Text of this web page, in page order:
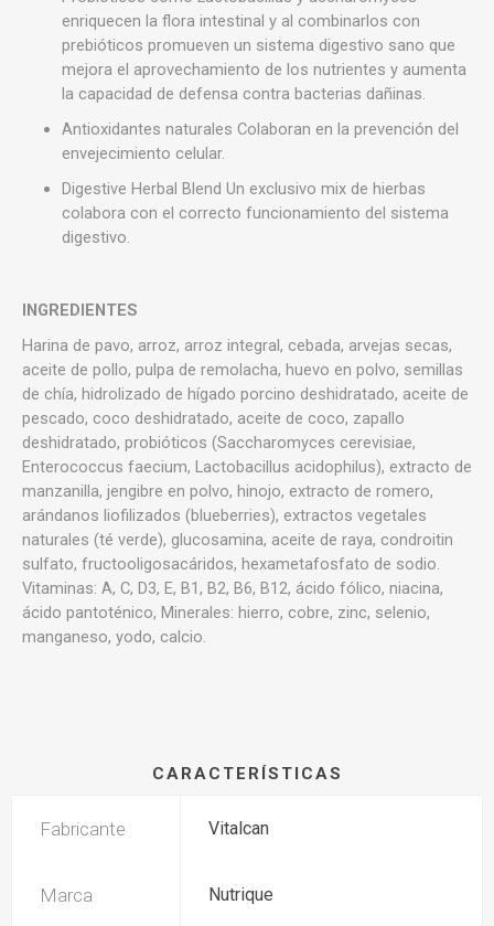
enriquecen la flora intestinal y al combinarlos con
prebióticos promueven un sistema digestivo sano que
mejora el aprovechamiento de los nutrientes y aumenta
la capacidad de defensa contra bacterias dañinas.
Antioxidantes naturales Colaboran en la prevención del
envejecimiento celular.
Digestive Herbal Blend Un exclusivo mix de hierbas
colabora con el correcto funcionamiento del sistema
digestivo.
INGREDIENTES
Harina de pavo, arroz, arroz integral, cebada, arvejas secas,
aceite de pollo, pulpa de remolacha, huevo en polvo, semillas
de chía, hidrolizado de hígado porcino deshidratado, aceite de
pescado, coco deshidratado, aceite de coco, zapallo
deshidratado, probióticos (Saccharomyces cerevisiae,
Enterococcus faecium, Lactobacillus acidophilus), extracto de
manzanilla, jengibre en polvo, hinojo, extracto de romero,
arándanos liofilizados (blueberries), extractos vegetales
naturales (té verde), glucosamina, aceite de raya, condroitin
sulfato, fructooligosacáridos, hexametafosfato de sodio.
Vitaminas: A, C, D3, E, B1, B2, B6, B12, ácido fólico, niacina,
ácido pantoténico, Minerales: hierro, cobre, zinc, selenio,
manganeso, yodo, calcio.
CARACTERÍSTICAS
Fabricante Vitalcan
Marca Nutrique